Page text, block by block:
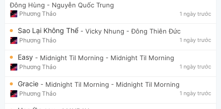
Đông Hùng - Nguyễn Quốc Trung
Phương Thảo 1 ngày trước
Sao Lại Không Thể - Vicky Nhung - Đông Thiên Đức
Phương Thảo 1 ngày trước
Easy - Midnight Til Morning - Midnight Til Morning
Phương Thảo 1 ngày trước
Gracie - Midnight Til Morning - Midnight Til Morning
Phương Thảo 1 ngày trước